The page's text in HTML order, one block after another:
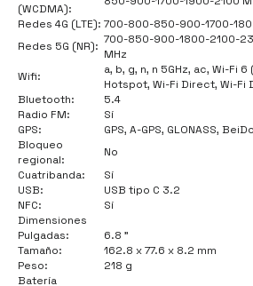
(WCDMA):
Redes 4G (LTE): 700-800-850-900-1700-
Redes 5G (NR): 700-850-900-1800-2100-
MHz
Wifi:
a, b, g, n, n 5GHz, ac, Wi-Fi
Hotspot, Wi-Fi Direct, Wi-Fi
Bluetooth:
5.4
Radio FM:
Sí
GPS:
GPS, A-GPS, GLONASS,
Bloqueo
regional:
No
Cuatribanda:
Sí
USB:
USB tipo C 3.2
NFC:
Sí
Dimensiones
Pulgadas:
6.8 "
Tamaño:
162.8 x 77.6 x 8.2 mm
Peso:
218 g
Batería